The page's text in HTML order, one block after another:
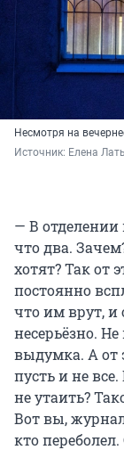
Несмотря на
Источник: Елена
— В отделении
что два.
хотят? Так от
постоянно
что им врут, и
несерьёзно.
выдумка. А от
пусть и не
не утаить?
Вот вы,
кто